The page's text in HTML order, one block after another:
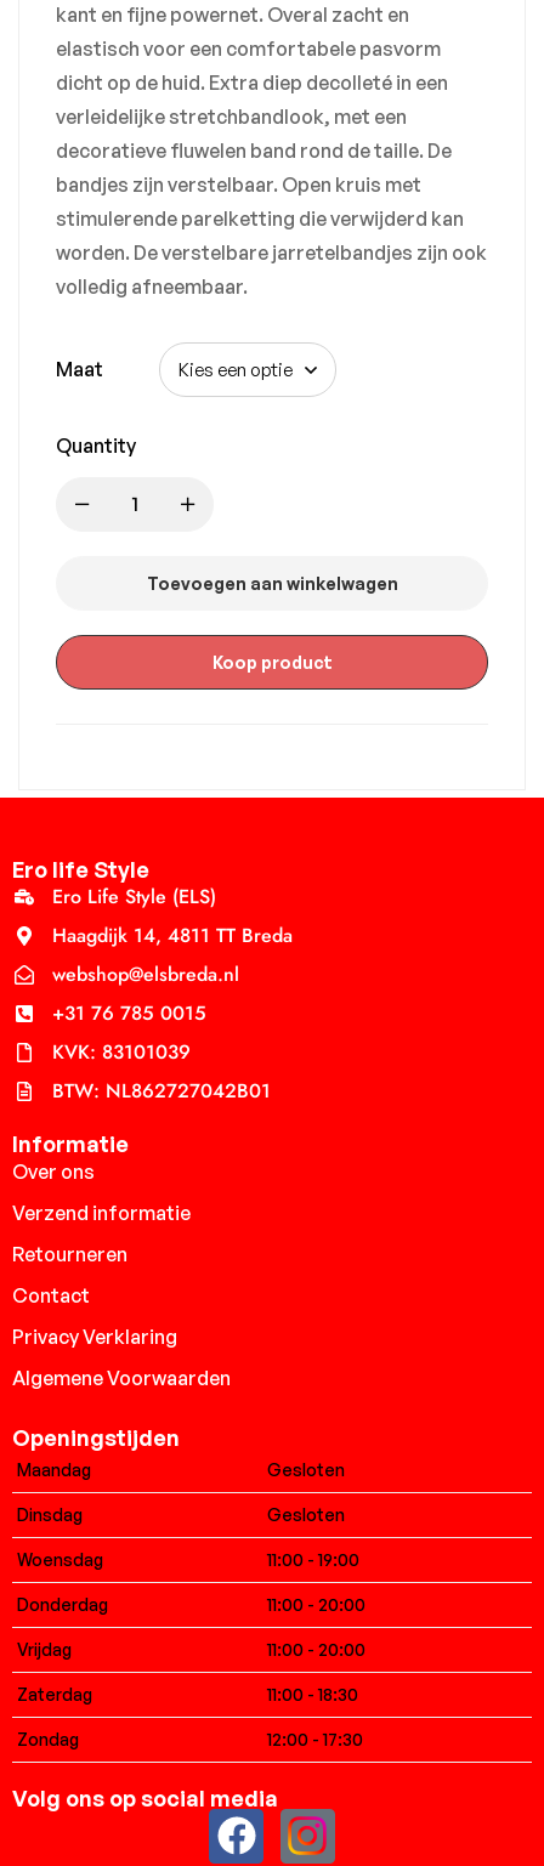
kant en fijne powernet. Overal zacht en
elastisch voor een comfortabele pasvorm
dicht op de huid. Extra diep decolleté in een
verleidelijke stretchbandlook, met een
decoratieve fluwelen band rond de taille. De
bandjes zijn verstelbaar. Open kruis met
stimulerende parelketting die verwijderd kan
worden. De verstelbare jarretelbandjes zijn ook
volledig afneembaar.
Maat
Quantity
Toevoegen aan winkelwagen
Koop product
Ero life Style
Ero Life Style (ELS)
Haagdijk 14, 4811 TT Breda
webshop@elsbreda.nl
+31 76 785 0015
KVK: 83101039
BTW: NL862727042B01
Informatie
Over ons
Verzend informatie
Retourneren
Contact
Privacy Verklaring
Algemene Voorwaarden
Openingstijden
Maandag Gesloten
Dinsdag Gesloten
Woensdag 11:00 - 19:00
Donderdag 11:00 - 20:00
Vrijdag 11:00 - 20:00
Zaterdag 11:00 - 18:30
Zondag 12:00 - 17:30
Volg ons op social media